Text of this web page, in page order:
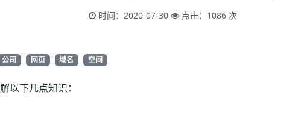
时间：2020-07-30 点击：1086 次
公司 网页 域名 空间
以下几点知识：